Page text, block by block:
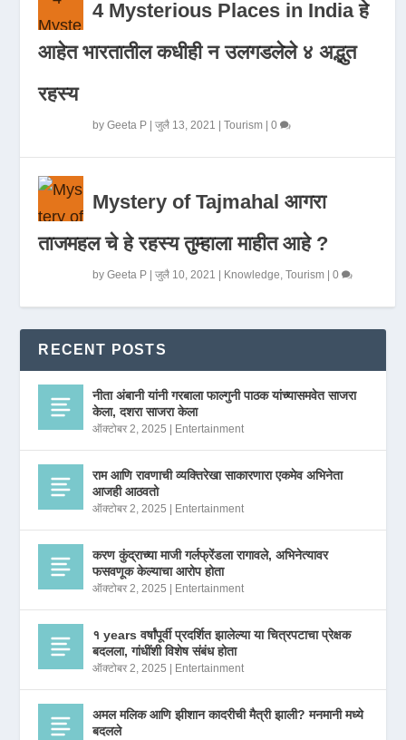
4 Mysterious Places in India हे
आहेत भारतातील कधीही न उलगडलेले ४ अद्भुत
रहस्य
byGeeta P |जुलै 13, 2021 |Tourism |0
Mystery of Tajmahal आगरा
ताजमहल चे हे रहस्य तुम्हाला माहीत आहे ?
byGeeta P |जुलै 10, 2021 Knowledge,Tourism |0
RECENT POSTS
नीता अंबानी यांनी गरबाला फाल्गुनी पाठक यांच्यासमवेत साजरा
केला, दशरा साजरा केला
ऑक्टोबर 2, 2025 Entertainment
राम आणि रावणाची व्यक्तिरेखा साकारणारा एकमेव अभिनेता
आजही आठवतो
ऑक्टोबर 2, 2025 Entertainment
करण कुंद्राच्या माजी गर्लफ्रेंडला रागावले, अभिनेत्यावर
फसवणूक केल्याचा आरोप होता
ऑक्टोबर 2, 2025 Entertainment
१ years वर्षांपूर्वी प्रदर्शित झालेल्या या चित्रपटाचा प्रेक्षक
बदलला, गांधींशी विशेष संबंध होता
ऑक्टोबर 2, 2025 Entertainment
अमल मलिक आणि झीशान कादरीची मैत्री झाली? मनमानी मध्ये
बदलले